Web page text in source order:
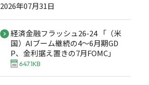
2026年07月31日
経済金融フラッシュ26-24 「（米
国）AIブーム継続の4～6月期GD
P、金利据え置きの7月FOMC」
647.1KB